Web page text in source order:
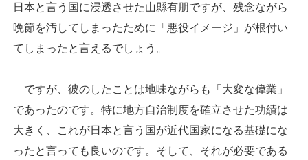
日本と言う国に浸透させた山縣有朋ですが、残念ながら
晩節を汚してしまったために「悪役イメージ」が根付い
てしまったと言えるでしょう。
ですが、彼のしたことは地味ながらも「大変な偉業」
であったのです。特に地方自治制度を確立させた功績は
大きく、これが日本と言う国が近代国家になる基礎にな
ったと言っても良いのです。そして、それが必要である